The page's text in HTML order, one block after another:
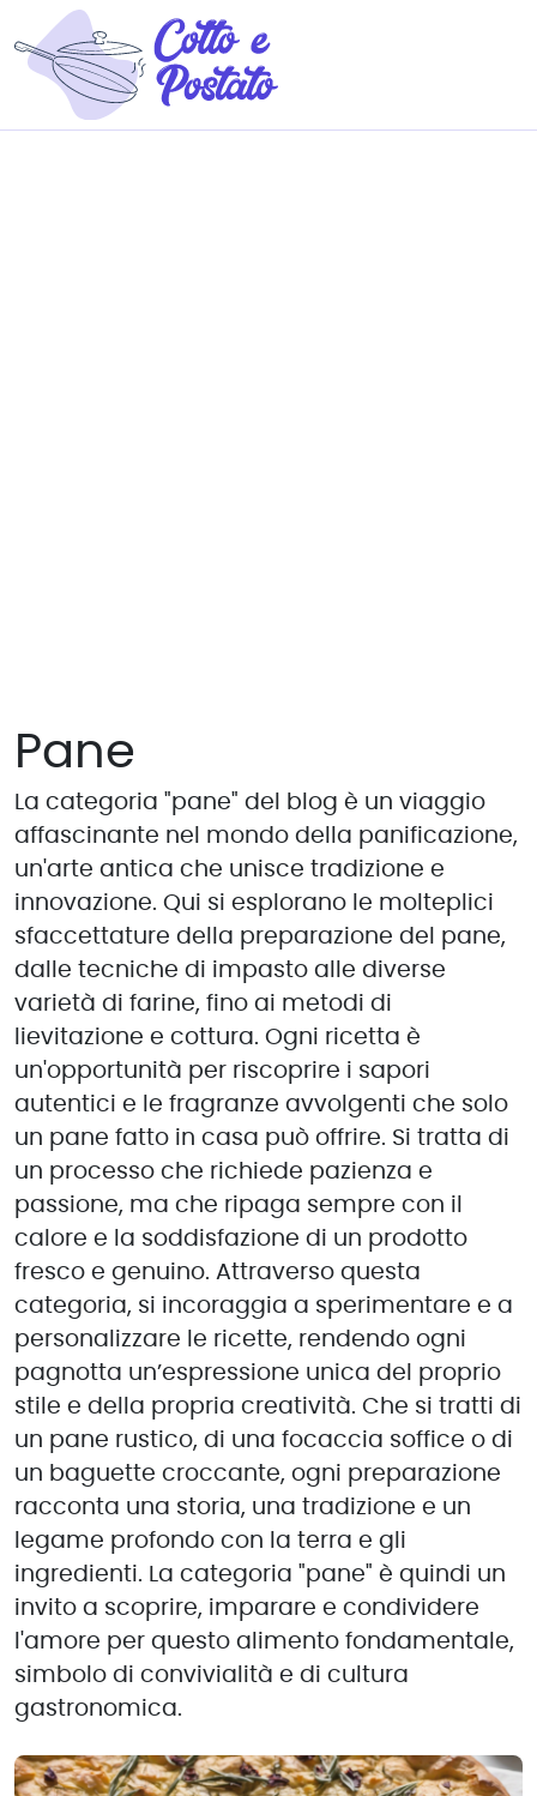
Pane
La categoria "pane" del blog è un viaggio
affascinante nel mondo della panificazione,
un'arte antica che unisce tradizione e
innovazione. Qui si esplorano le molteplici
sfaccettature della preparazione del pane,
dalle tecniche di impasto alle diverse
varietà di farine, fino ai metodi di
lievitazione e cottura. Ogni ricetta è
un'opportunità per riscoprire i sapori
autentici e le fragranze avvolgenti che solo
un pane fatto in casa può offrire. Si tratta di
un processo che richiede pazienza e
passione, ma che ripaga sempre con il
calore e la soddisfazione di un prodotto
fresco e genuino. Attraverso questa
categoria, si incoraggia a sperimentare e a
personalizzare le ricette, rendendo ogni
pagnotta un’espressione unica del proprio
stile e della propria creatività. Che si tratti di
un pane rustico, di una focaccia soffice o di
un baguette croccante, ogni preparazione
racconta una storia, una tradizione e un
legame profondo con la terra e gli
ingredienti. La categoria "pane" è quindi un
invito a scoprire, imparare e condividere
l'amore per questo alimento fondamentale,
simbolo di convivialità e di cultura
gastronomica.